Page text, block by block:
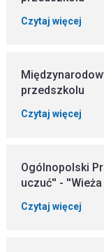
Czytaj więcej
przedszkolu
Czytaj więcej
Ogólnopolski
uczuć'' -
Czytaj więcej